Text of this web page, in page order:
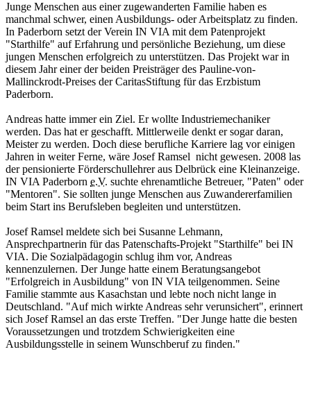
Junge Menschen aus einer zugewanderten Familie haben es
manchmal schwer, einen Ausbildungs- oder Arbeitsplatz zu finden.
In Paderborn setzt der Verein IN VIA mit dem Patenprojekt
"Starthilfe" auf Erfahrung und persönliche Beziehung, um diese
jungen Menschen erfolgreich zu unterstützen. Das Projekt war in
diesem Jahr einer der beiden Preisträger des Pauline-von-
Mallinckrodt-Preises der CaritasStiftung für das Erzbistum
Paderborn.
Andreas hatte immer ein Ziel. Er wollte Industriemechaniker
werden. Das hat er geschafft. Mittlerweile denkt er sogar daran,
Meister zu werden. Doch diese berufliche Karriere lag vor einigen
Jahren in weiter Ferne, wäre Josef Ramsel nicht gewesen. 2008 las
der pensionierte Förderschullehrer aus Delbrück eine Kleinanzeige.
IN VIA Paderborn e.V. suchte ehrenamtliche Betreuer, "Paten" oder
"Mentoren". Sie sollten junge Menschen aus Zuwandererfamilien
beim Start ins Berufsleben begleiten und unterstützen.
Josef Ramsel meldete sich bei Susanne Lehmann,
Ansprechpartnerin für das Patenschafts-Projekt "Starthilfe" bei IN
VIA. Die Sozialpädagogin schlug ihm vor, Andreas
kennenzulernen. Der Junge hatte einem Beratungsangebot
"Erfolgreich in Ausbildung" von IN VIA teilgenommen. Seine
Familie stammte aus Kasachstan und lebte noch nicht lange in
Deutschland. "Auf mich wirkte Andreas sehr verunsichert", erinnert
sich Josef Ramsel an das erste Treffen. "Der Junge hatte die besten
Voraussetzungen und trotzdem Schwierigkeiten eine
Ausbildungsstelle in seinem Wunschberuf zu finden."